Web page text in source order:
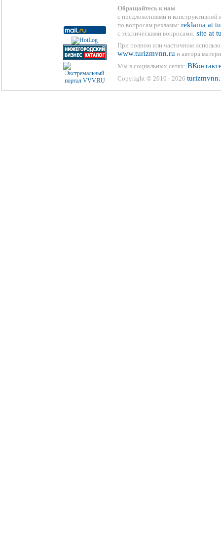
Обращайтесь к нам
с предложениями и конструктивной
по вопросам рекламы: reklama at
с техническими вопросами: site at
При полном или частичном
www.turizmvnn.ru и автора
Мы в социальных сетях:
Copyright © 2010 - 2026